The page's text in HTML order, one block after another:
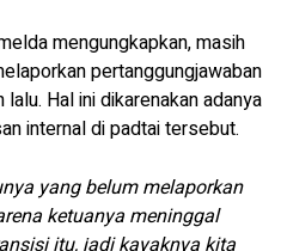
mengungkapkan, masih
pertanggungjawaban
Hal ini dikarenakan adanya
internal di padtai tersebut.
yang belum melaporkan
ketuanya meninggal
itu, jadi kayaknya kita